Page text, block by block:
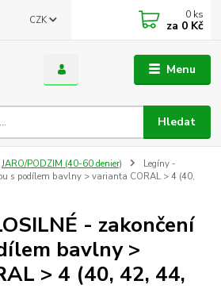
Menu
CZK
Hledat
0 ks
za 0 Kč
JARO/PODZIM (40-60 denier)
Legíny -
s podílem bavlny > varianta CORAL > 4 (40,
- zakončení
bavlny >
> 4 (40, 42, 44,